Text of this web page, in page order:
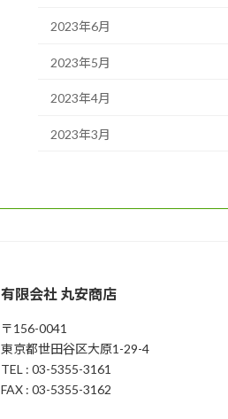
2023年6月
2023年5月
2023年4月
2023年3月
有限会社 丸安商店
〒156-0041
東京都世田谷区大原1-29-4
TEL : 03-5355-3161
FAX : 03-5355-3162